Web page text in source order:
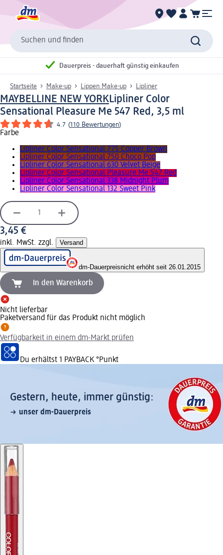
Suchen und finden
Dauerpreis - dauerhaft günstig einkaufen
Startseite Make-up Lippen Make-up Lipliner
MAYBELLINE NEW YORKLipliner Color
Sensational Pleasure Me 547 Red, 3,5 ml
4.7 (110 Bewertungen)
Farbe
Lipliner Color Sensational 775 Copper Brown
Lipliner Color Sensational 750 Choco Pop
Lipliner Color Sensational 630 Velvet Beige
Lipliner Color Sensational Pleasure Me 547 Red
Lipliner Color Sensational 338 Midnight Plum
Lipliner Color Sensational 132 Sweet Pink
3,45 €
inkl. MwSt. zzgl. Versand
dm-Dauerpreisnicht erhöht seit 26.01.2015
In den Warenkorb
Nicht lieferbar
Paketversand für das Produkt nicht möglich
Verfügbarkeit in einem dm-Markt prüfen
Du erhältst 1 PAYBACK °Punkt
Gestern, heute, immer günstig:
unser dm-Dauerpreis